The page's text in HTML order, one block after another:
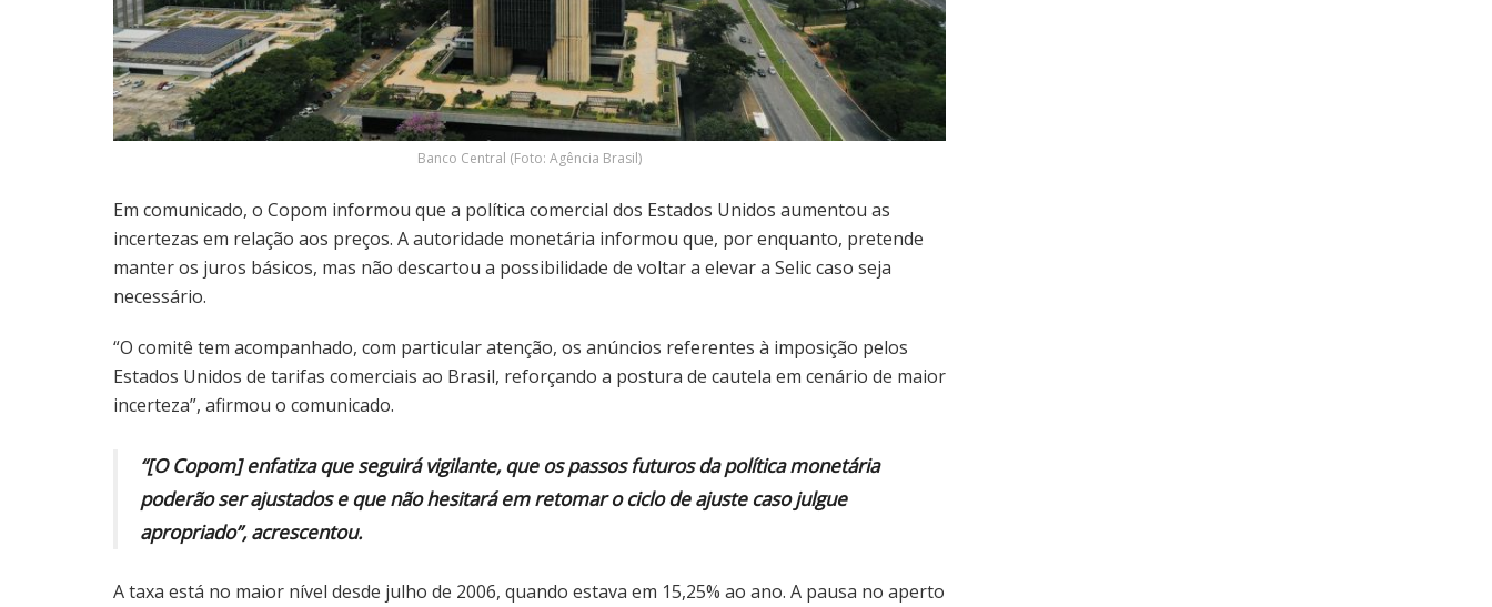
Banco Central (Foto: Agência Brasil)
Em comunicado, o Copom informou que a política comercial dos Estados Unidos aumentou as
incertezas em relação aos preços. A autoridade monetária informou que, por enquanto, pretende
manter os juros básicos, mas não descartou a possibilidade de voltar a elevar a Selic caso seja
necessário.
“O comitê tem acompanhado, com particular atenção, os anúncios referentes à imposição pelos
Estados Unidos de tarifas comerciais ao Brasil, reforçando a postura de cautela em cenário de maior
incerteza”, afirmou o comunicado.
“[O Copom] enfatiza que seguirá vigilante, que os passos futuros da política monetária
poderão ser ajustados e que não hesitará em retomar o ciclo de ajuste caso julgue
apropriado”, acrescentou.
A taxa está no maior nível desde julho de 2006, quando estava em 15,25% ao ano. A pausa no aperto